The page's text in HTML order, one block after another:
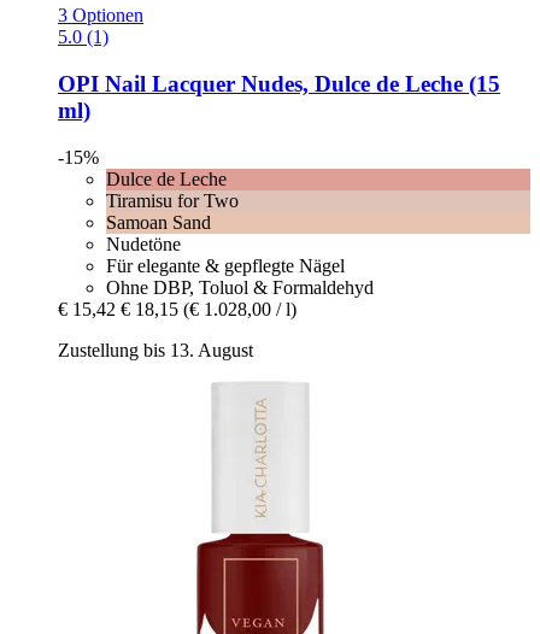
3 Optionen
5.0 (1)
OPI Nail Lacquer Nudes, Dulce de Leche (15
ml)
-15%
Dulce de Leche
Tiramisu for Two
Samoan Sand
Nudetöne
Für elegante & gepflegte Nägel
Ohne DBP, Toluol & Formaldehyd
€ 15,42 € 18,15 (€ 1.028,00 / l)
Zustellung bis 13. August